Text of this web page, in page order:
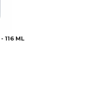
116 ML